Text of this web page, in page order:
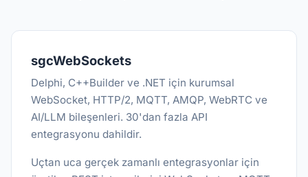
sgcWebSockets
Delphi, C++Builder ve .NET için kurumsal
WebSocket, HTTP/2, MQTT, AMQP, WebRTC ve
AI/LLM bileşenleri. 30'dan fazla API
entegrasyonu dahildir.
Uçtan uca gerçek zamanlı entegrasyonlar için